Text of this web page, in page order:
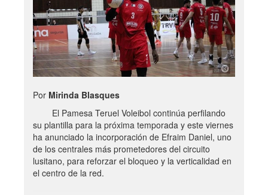
Por Mirinda Blasques
El Pamesa Teruel Voleibol continúa perfilando
su plantilla para la próxima temporada y este viernes
ha anunciado la incorporación de Efraim Daniel, uno
de los centrales más prometedores del circuito
lusitano, para reforzar el bloqueo y la verticalidad en
el centro de la red.